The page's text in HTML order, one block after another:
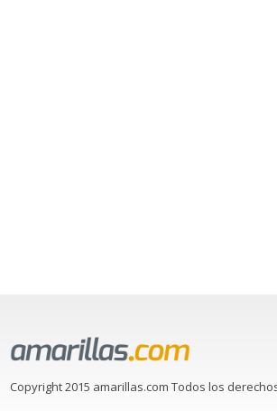
Copyright 2015 amarillas.com Todos los